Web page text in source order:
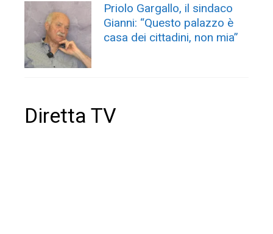
Priolo Gargallo, il sindaco
Gianni: “Questo palazzo è
casa dei cittadini, non mia”
Diretta TV